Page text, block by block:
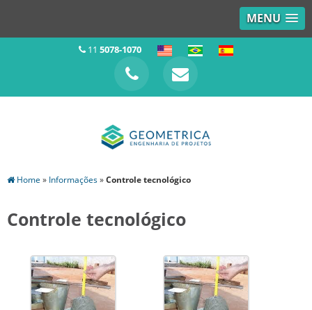
MENU
11 5078-1070
Home » Informações»Controle tecnológico
Controle tecnológico